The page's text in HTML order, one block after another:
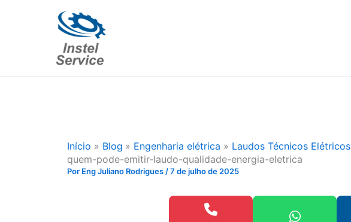
Início Blog Engenharia elétrica
Laudos Técnicos Elétricos
quem-pode-emitir-laudo-qualidade-energia-eletrica
Por Eng Juliano Rodrigues /7 de julho de 2025